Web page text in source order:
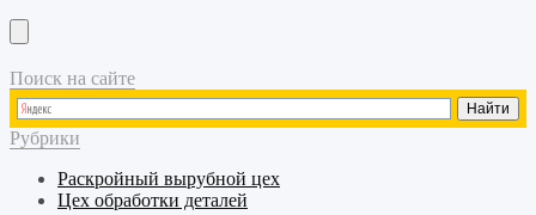
Поиск на сайте
Рубрики
Раскройный вырубной цех
Цех обработки деталей